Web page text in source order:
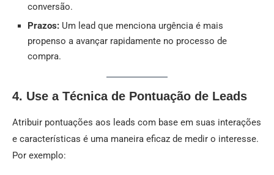
conversão.
Prazos: Um lead que menciona urgência é mais
propenso a avançar rapidamente no processo de
compra.
4. Use a Técnica de Pontuação de Leads
Atribuir pontuações aos leads com base em suas interações
e características é uma maneira eficaz de medir o interesse.
Por exemplo: